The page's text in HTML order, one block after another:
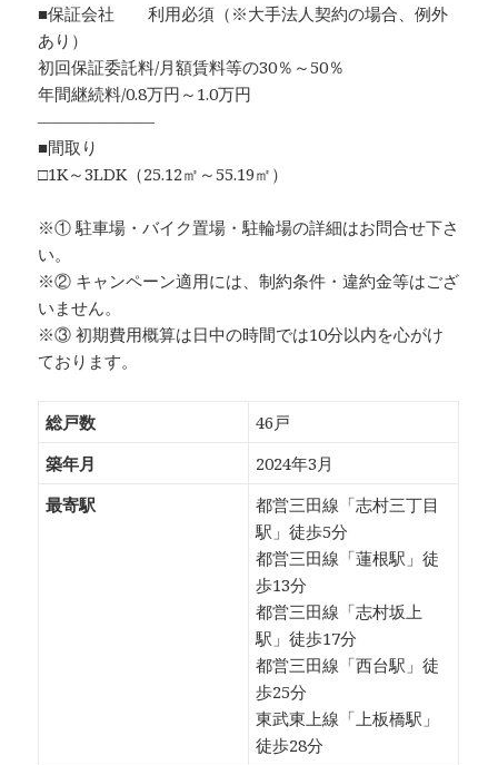
■保証会社 利用必須（※大手法人契約の場合、例外
あり）
初回保証委託料/月額賃料等の30％～50％
年間継続料/0.8万円～1.0万円
―――――――
■間取り
□1K～3LDK（25.12㎡～55.19㎡）
※① 駐車場・バイク置場・駐輪場の詳細はお問合せ下さ
い。
※② キャンペーン適用には、制約条件・違約金等はござ
いません。
※③ 初期費用概算は日中の時間では10分以内を心がけ
ております。
総戸数
46戸
築年月
2024年3月
最寄駅
都営三田線「志村三丁目
駅」徒歩5分
都営三田線「蓮根駅」徒
歩13分
都営三田線「志村坂上
駅」徒歩17分
都営三田線「西台駅」徒
歩25分
東武東上線「上板橋駅」
徒歩28分